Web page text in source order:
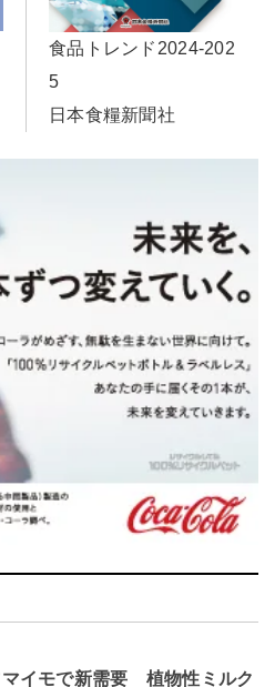
食品トレンド2024-202
5
日本食糧新聞社
マイモで新需要 植物性ミルク